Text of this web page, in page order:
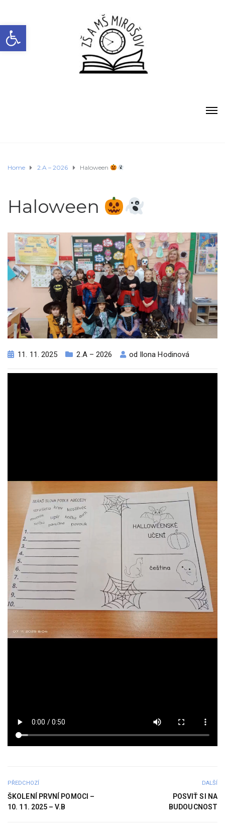
Open toolbar
Home 2.A – 2026 Haloween
Haloween
11. 11. 2025 2.A – 2026 od Ilona Hodinová
PŘEDCHOZÍ
ŠKOLENÍ PRVNÍ POMOCI –
10. 11. 2025 – V.B
DALŠÍ
POSVIŤ SI NA
BUDOUCNOST